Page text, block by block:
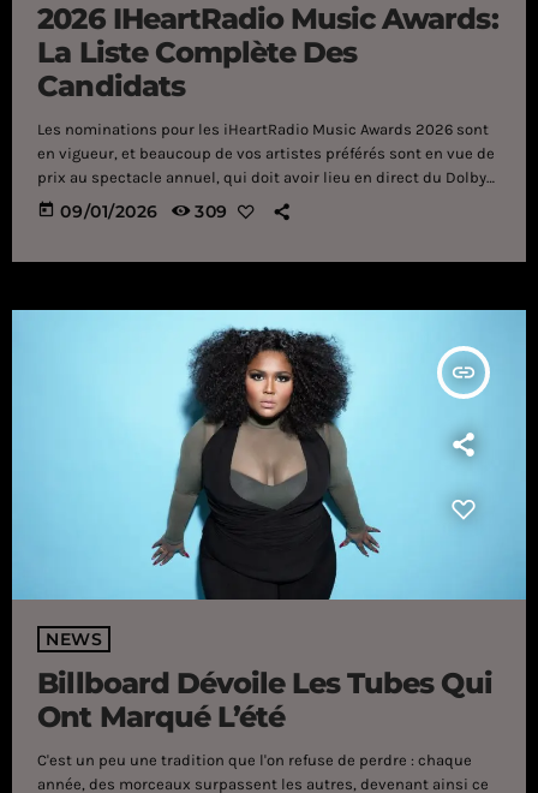
2026 IHeartRadio Music Awards:
La Liste Complète Des
Candidats
Les nominations pour les iHeartRadio Music Awards 2026 sont
en vigueur, et beaucoup de vos artistes préférés sont en vue de
prix au spectacle annuel, qui doit avoir lieu en direct du Dolby
Theatre à Los Angeles le jeudi 26 mars. La 13e cérémonie
annuelle des iHeartRadio Music Awards célébrera les artistes et
today 09/01/2026 309
insert_link
NEWS
Billboard Dévoile Les Tubes Qui
Ont Marqué L’été
C'est un peu une tradition que l'on refuse de perdre : chaque
année, des morceaux surpassent les autres, devenant ainsi ce